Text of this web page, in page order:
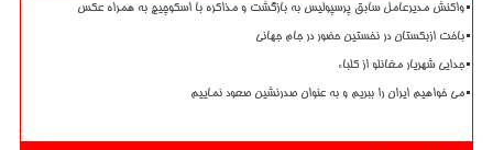
واکنش مدیرعامل سابق پرسپولیس به بازگشت و مذاکره با اسکوچیچ به همراه عکس
باخت ازبکستان در نخستین حضور در جام جهانی
جدایی شهریار مغانلو از کلباء
می خواهیم ایران را ببریم و به عنوان صدرنشین صعود نماییم